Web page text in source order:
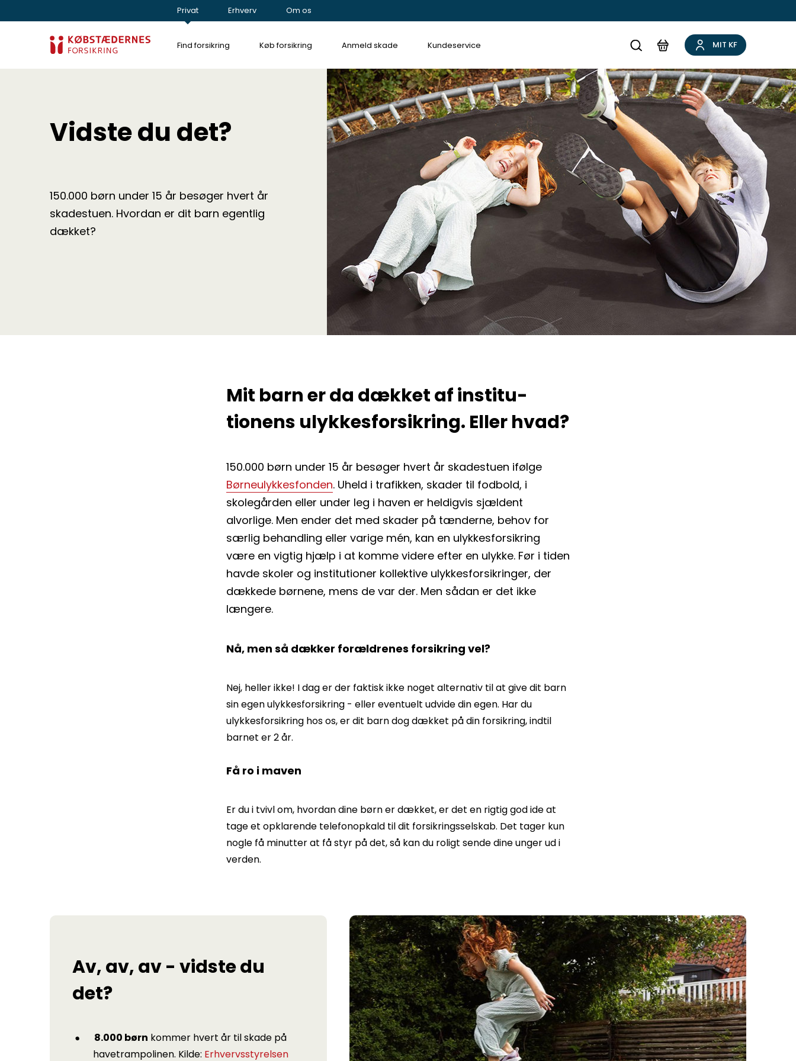
Privat Erhverv Om os
Find forsikring Køb forsikring Anmeld skade Kundeservice MIT KF
Vidste du det?
150.000 børn under 15 år besøger hvert år
skadestuen. Hvordan er dit barn egentlig
dækket?
Mit barn er da dækket af institu­
tionens ulykkesforsikring. Eller hvad?
150.000 børn under 15 år besøger hvert år skadestuen ifølge
Børneulykkesfonden. Uheld i trafikken, skader til fodbold, i
skolegården eller under leg i haven er heldigvis sjældent
alvorlige. Men ender det med skader på tænderne, behov for
særlig behandling eller varige mén, kan en ulykkesforsikring
være en vigtig hjælp i at komme videre efter en ulykke. Før i tiden
havde skoler og institutioner kollektive ulykkesforsikringer, der
dækkede børnene, mens de var der. Men sådan er det ikke
længere.
Nå, men så dækker forældrenes forsikring vel?
Nej, heller ikke! I dag er der faktisk ikke noget alternativ til at give dit barn
sin egen ulykkesforsikring - eller eventuelt udvide din egen. Har du
ulykkesforsikring hos os, er dit barn dog dækket på din forsikring, indtil
barnet er 2 år.
Få ro i maven
Er du i tvivl om, hvordan dine børn er dækket, er det en rigtig god ide at
tage et opklarende telefonopkald til dit forsikringsselskab. Det tager kun
nogle få minutter at få styr på det, så kan du roligt sende dine unger ud i
verden.
Av, av, av - vidste du
det?
8.000 børn kommer hvert år til skade på
havetrampolinen. Kilde: Erhvervsstyrelsen